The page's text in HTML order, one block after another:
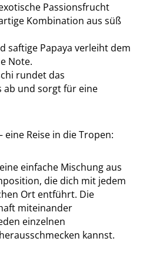
Passionsfrucht
Kombination aus süß
saftige Papaya verleiht dem
Note.
rundet das
ab und sorgt für eine
Reise in die Tropen:
einfache Mischung aus
die dich mit jedem
Ort entführt. Die
miteinander
einzelnen
kannst.